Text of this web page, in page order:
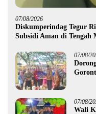
07/08/2026
Diskumperindag Tegur
Subsidi Aman di Tengah
07/08/
07/08/
Wali